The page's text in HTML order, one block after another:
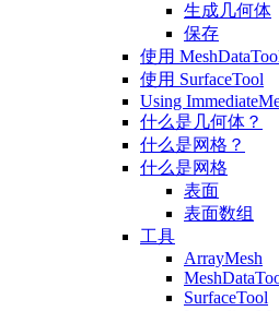
生成几何体
保存
使用
使用 SurfaceTool
Using
什么是几何体？
什么是网格？
什么是网格
表面
表面数组
工具
ArrayMesh
SurfaceTool